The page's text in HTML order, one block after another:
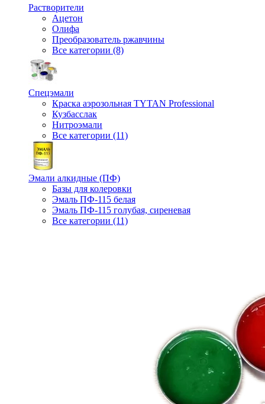
Растворители
Ацетон
Олифа
Преобразователь ржавчины
Все категории (8)
Спецэмали
Краска аэрозольная TYTAN Professional
Кузбасслак
Нитроэмали
Все категории (11)
Эмали алкидные (ПФ)
Базы для колеровки
Эмаль ПФ-115 белая
Эмаль ПФ-115 голубая, сиреневая
Все категории (11)